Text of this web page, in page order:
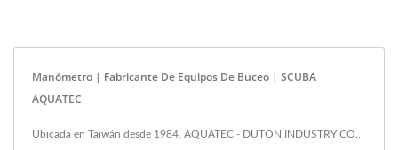
Manómetro | Fabricante De Equipos De Buceo | SCUBA
AQUATEC
Ubicada en Taiwán desde 1984, AQUATEC - DUTON INDUSTRY CO.,